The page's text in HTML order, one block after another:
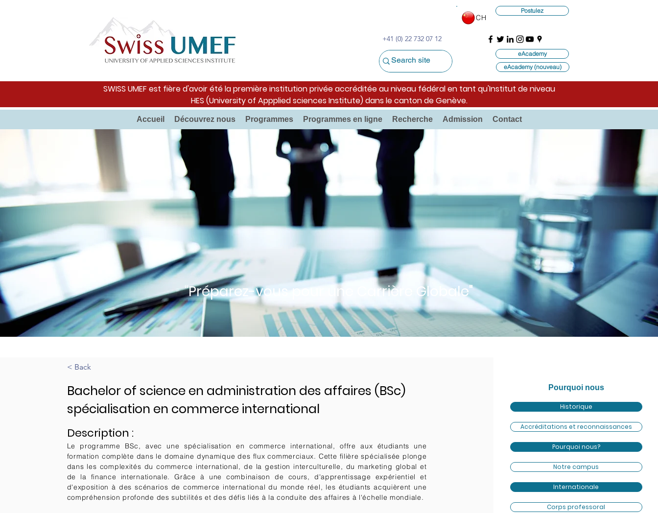
+41 (0) 22 732 07 12
CH
Postulez
eAcademy
eAcademy (nouveau)
SWISS UMEF est fière d'avoir été la première institution privée accréditée au niveau fédéral en tant qu'Institut de niveau
HES (University of Appplied sciences Institute) dans le canton de Genève.
Accueil Découvrez nous Programmes Programmes en ligne Recherche Admission Contact
“Préparez-vous pour une Carrière Globale"
< Back
Bachelor of science en administration des affaires (BSc)
spécialisation en commerce international
Description :
Le programme BSc, avec une spécialisation en commerce international, offre aux étudiants une
formation complète dans le domaine dynamique des flux commerciaux. Cette filière spécialisée plonge
dans les complexités du commerce international, de la gestion interculturelle, du marketing global et
de la finance internationale. Grâce à une combinaison de cours, d'apprentissage expérientiel et
d'exposition à des scénarios de commerce international du monde réel, les étudiants acquièrent une
compréhension profonde des subtilités et des défis liés à la conduite des affaires à l'échelle mondiale.
Pourquoi nous
Historique
Accréditations et reconnaissances
Pourquoi nous?
Notre campus
Internationale
Corps professoral